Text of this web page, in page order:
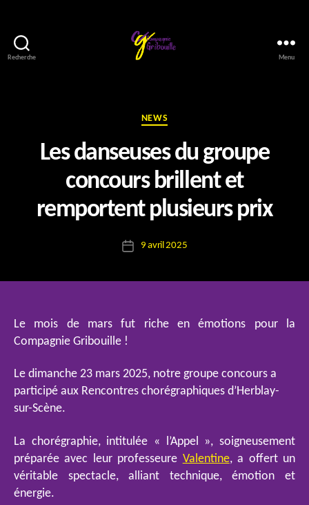
Recherche Menu
Catégories
NEWS
Les danseuses du groupe
concours brillent et
remportent plusieurs prix
a
E
Date9 avril 2025
Le mois de mars fut riche en émotions pour la
Compagnie Gribouille !
Le dimanche 23 mars 2025, notre groupe concours a
participé aux Rencontres chorégraphiques d’Herblay-
sur-Scène.
La chorégraphie, intitulée « l’Appel », soigneusement
préparée avec leur professeure Valentine, a offert un
véritable spectacle, alliant technique, émotion et
énergie.